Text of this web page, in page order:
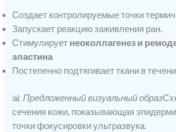
Создает контролируемые точки
Запускает реакцию заживления ран.
Стимулирует неоколлагенез и
эластина
Постепенно подтягивает ткани в
📊Предложенный визуальный образ
сечения кожи, показывающая
точки фокусировки ультразвука.